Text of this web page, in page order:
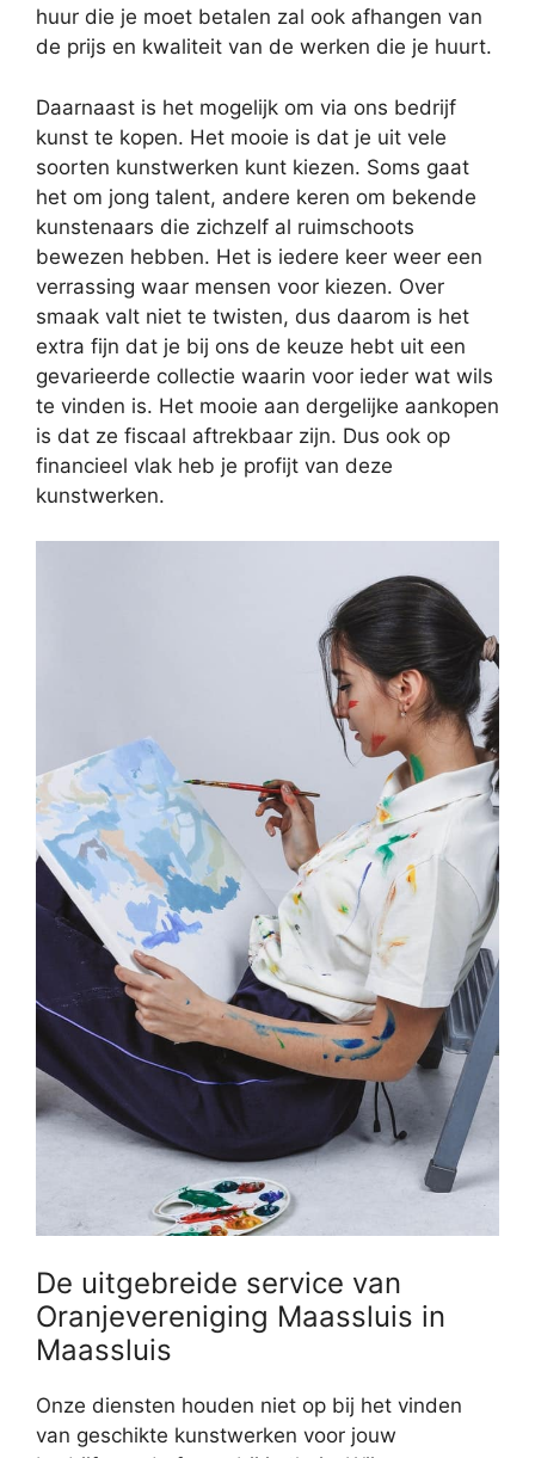
huur die je moet betalen zal ook afhangen van
de prijs en kwaliteit van de werken die je huurt.
Daarnaast is het mogelijk om via ons bedrijf
kunst te kopen. Het mooie is dat je uit vele
soorten kunstwerken kunt kiezen. Soms gaat
het om jong talent, andere keren om bekende
kunstenaars die zichzelf al ruimschoots
bewezen hebben. Het is iedere keer weer een
verrassing waar mensen voor kiezen. Over
smaak valt niet te twisten, dus daarom is het
extra fijn dat je bij ons de keuze hebt uit een
gevarieerde collectie waarin voor ieder wat wils
te vinden is. Het mooie aan dergelijke aankopen
is dat ze fiscaal aftrekbaar zijn. Dus ook op
financieel vlak heb je profijt van deze
kunstwerken.
De uitgebreide service van
Oranjevereniging Maassluis in
Maassluis
Onze diensten houden niet op bij het vinden
van geschikte kunstwerken voor jouw